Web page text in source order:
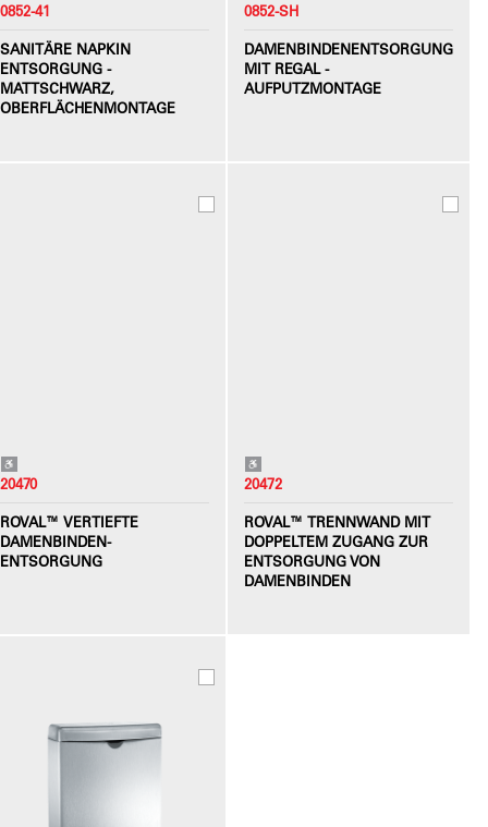
0852-41
SANITÄRE NAPKIN
ENTSORGUNG -
MATTSCHWARZ,
OBERFLÄCHENMONTAGE
0852-SH
DAMENBINDENENTSORGUNG
MIT REGAL -
AUFPUTZMONTAGE
20470
ROVAL™ VERTIEFTE
DAMENBINDEN-
ENTSORGUNG
20472
ROVAL™ TRENNWAND MIT
DOPPELTEM ZUGANG ZUR
ENTSORGUNG VON
DAMENBINDEN